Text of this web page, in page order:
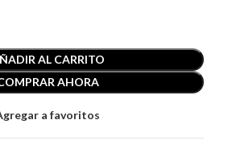
AL CARRITO
AHORA
a favoritos